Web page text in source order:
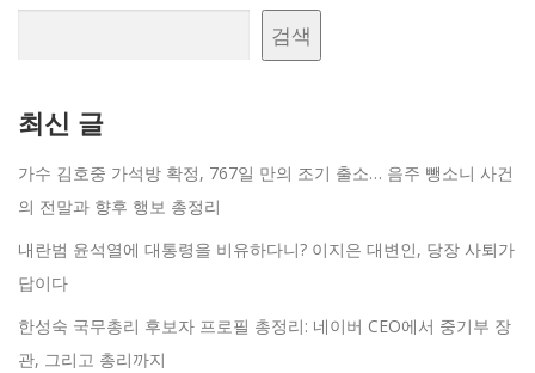
검색
최신 글
가수 김호중 가석방 확정, 767일 만의 조기 출소… 음주 뺑소니 사건
의 전말과 향후 행보 총정리
내란범 윤석열에 대통령을 비유하다니? 이지은 대변인, 당장 사퇴가
답이다
한성숙 국무총리 후보자 프로필 총정리: 네이버 CEO에서 중기부 장
관, 그리고 총리까지